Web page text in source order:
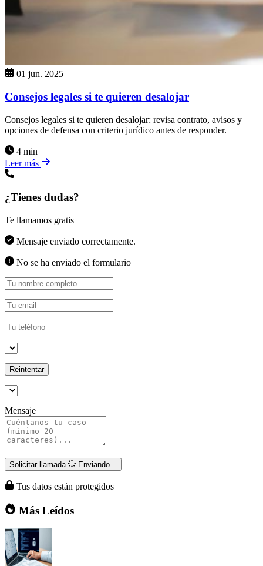
01 jun. 2025
Consejos legales si te quieren desalojar
Consejos legales si te quieren desalojar: revisa contrato, avisos y
opciones de defensa con criterio jurídico antes de responder.
4 min
Leer más
¿Tienes dudas?
Te llamamos gratis
Mensaje enviado correctamente.
No se ha enviado el formulario
Reintentar
Mensaje
Solicitar llamada Enviando...
Tus datos están protegidos
Más Leídos